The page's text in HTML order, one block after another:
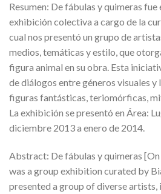
Resumen: De fábulas y quimeras fue
exhibición colectiva a cargo de la
cual nos presentó un grupo de
medios, temáticas y estilo, que
figura animal en su obra. Esta
de diálogos entre géneros visuales
figuras fantásticas, teriomórficas,
La exhibición se presentó en Área:
diciembre 2013 a enero de 2014.
Abstract: De fábulas y quimeras
was a group exhibition curated by
presented a group of diverse artists,